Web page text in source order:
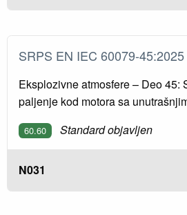
SRPS EN IEC 60079-45:2025
Eksplozivne atmosfere – Deo 45:
paljenje kod motora sa
60.60 Standard objavljen
N031